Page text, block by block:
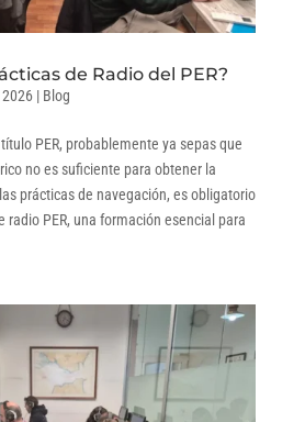
de Radio del PER?
| Blog
PER, probablemente ya sepas que
no es suficiente para obtener la
prácticas de navegación, es obligatorio
radio PER, una formación esencial para